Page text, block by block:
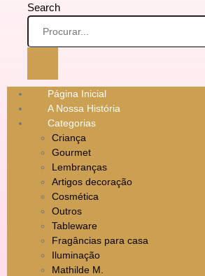
Search
Página Inicial
A Nossa História
Categorias
Criança
Gourmet
Lembranças
Artigos decoração
Cosmética
Outros
Tableware
Fragâncias para casa
Iluminação
Mathilde M.